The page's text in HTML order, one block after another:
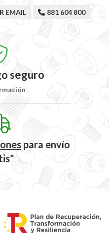
EMAIL 881 604 800
seguro
para envío